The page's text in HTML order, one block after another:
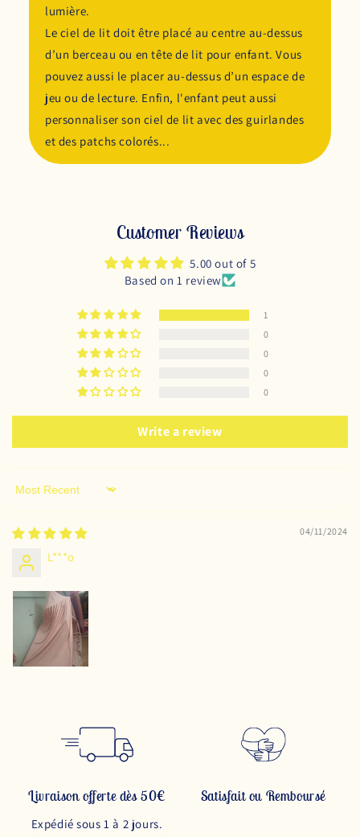
lumière.
Le ciel de lit doit être placé au centre au-dessus
d’un berceau ou en tête de lit pour enfant. Vous
pouvez aussi le placer au-dessus d’un espace de
jeu ou de lecture. Enfin, l'enfant peut aussi
personnaliser son ciel de lit avec des guirlandes
et des patchs colorés...
Customer Reviews
5.00 out of 5
Based on 1 review
1
0
0
0
0
Write a review
Sort by
04/11/2024
L***o
Livraison offerte dès 50€
Expédié sous 1 à 2 jours.
Satisfait ou Remboursé